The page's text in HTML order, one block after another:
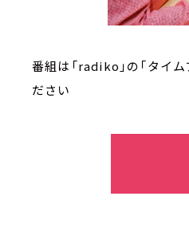
番組は「radiko」の「タイ
ださい